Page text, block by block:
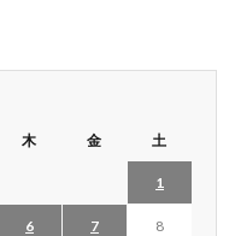
木 金 土
1
6 7 8